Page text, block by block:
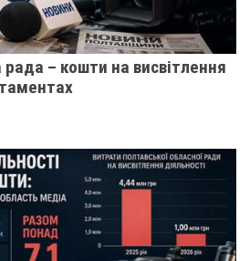
– кошти на висвітлення